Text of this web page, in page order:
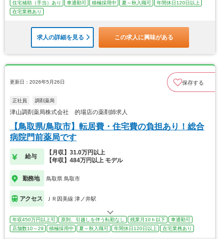
住宅補助（手当）あり
車通勤可 積極採用中 夏～秋入職可
年間休日120日以上
在宅業務あり
求人の詳細を見る この求人に興味がある
更新日：2026年5月26日 保存する
正社員 調剤薬局
津山調剤薬局株式会社 的場店の薬剤師求人
【鳥取県/鳥取市】転居費・住宅費の負担あり！総合
病院門前薬局です
給与
【月収】31.0万円以上
【年収】484万円以上 モデル
勤務地 鳥取県 鳥取市
アクセス ＪＲ因美線 津ノ井駅
年収450万円以上可 原則、引越しを伴う転勤なし 残業月10ｈ以下
車通勤可
店舗数10～29
積極採用中 夏～秋入職可 年間休日120日以上 在宅業務あり